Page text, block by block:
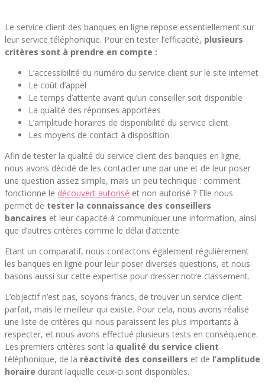
Le service client des banques en ligne repose essentiellement sur
leur service téléphonique. Pour en tester l’efficacité, plusieurs
critères sont à prendre en compte :
L’accessibilité du numéro du service client sur le site internet
Le coût d’appel
Le temps d’attente avant qu’un conseiller soit disponible
La qualité des réponses apportées
L’amplitude horaires de disponibilité du service client
Les moyens de contact à disposition
Afin de tester la qualité du service client des banques en ligne,
nous avons décidé de les contacter une par une et de leur poser
une question assez simple, mais un peu technique : comment
fonctionne le découvert autorisé et non autorisé ? Elle nous
permet de tester la connaissance des conseillers
bancaires et leur capacité à communiquer une information, ainsi
que d’autres critères comme le délai d’attente.
Etant un comparatif, nous contactons également régulièrement
les banques en ligne pour leur poser diverses questions, et nous
basons aussi sur cette expertise pour dresser notre classement.
L’objectif n’est pas, soyons francs, de trouver un service client
parfait, mais le meilleur qui existe. Pour cela, nous avons réalisé
une liste de critères qui nous paraissent les plus importants à
respecter, et nous avons effectué plusieurs tests en conséquence.
Les premiers critères sont la qualité du service client
téléphonique, de la réactivité des conseillers et de l’amplitude
horaire durant laquelle ceux-ci sont disponibles.